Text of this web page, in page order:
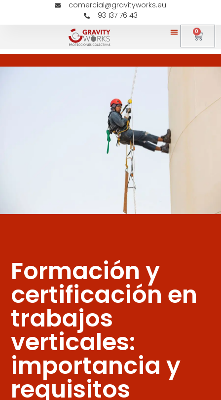
comercial@gravityworks.eu
93 137 76 43
0
Formación y
certificación en
trabajos
verticales:
importancia y
requisitos